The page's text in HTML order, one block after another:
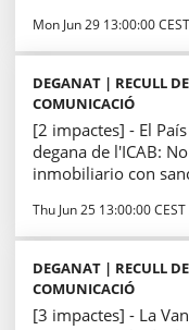
Mon Jun 29 13:00:00
DEGANAT | RECULL
COMUNICACIÓ
[2 impactes] - El
degana de l'ICAB:
inmobiliario con
Thu Jun 25 13:00:00
DEGANAT | RECULL
COMUNICACIÓ
[3 impactes] - La